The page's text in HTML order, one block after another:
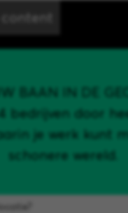
BAAN IN DE
bedrijven door
je werk kunt
schonere wereld.